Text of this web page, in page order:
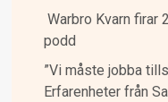
Warbro Kvarn firar
podd
”Vi måste jobba
Erfarenheter från